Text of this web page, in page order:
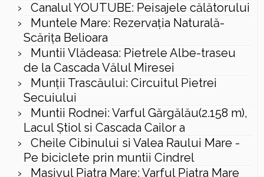
Canalul YOUTUBE: Peisajele călătorului
Muntele Mare: Rezervaţia Naturală-
Scăriţa Belioara
Muntii Vlădeasa: Pietrele Albe-traseu
de la Cascada Vălul Miresei
Munții Trascăului: Circuitul Pietrei
Secuiului
Muntii Rodnei: Varful Gărgălău(2.158 m),
Lacul Ştiol si Cascada Cailor a
Cheile Cibinului si Valea Raului Mare -
Pe biciclete prin muntii Cindrel
Masivul Piatra Mare: Varful Piatra Mare